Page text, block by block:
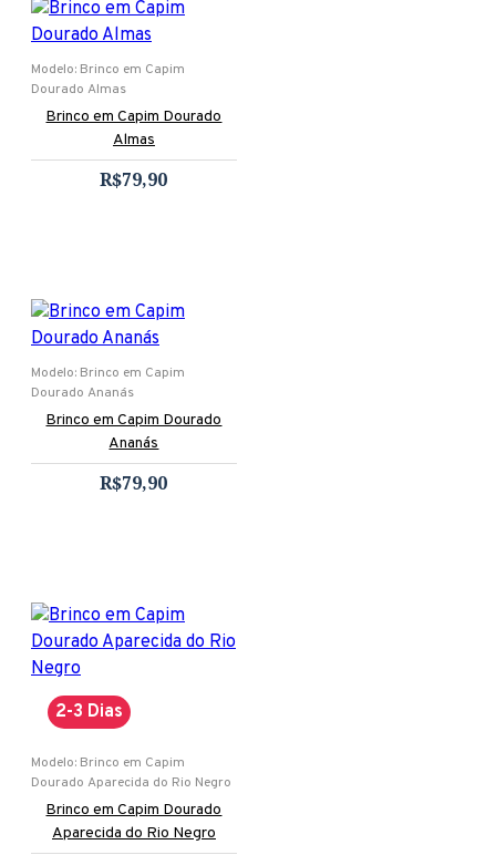
Modelo: Brinco em Capim
Dourado Almas
Brinco em Capim Dourado
Almas
R$79,90
Modelo: Brinco em Capim
Dourado Ananás
Brinco em Capim Dourado
Ananás
R$79,90
2-3 Dias
Modelo: Brinco em Capim
Dourado Aparecida do Rio Negro
Brinco em Capim Dourado
Aparecida do Rio Negro